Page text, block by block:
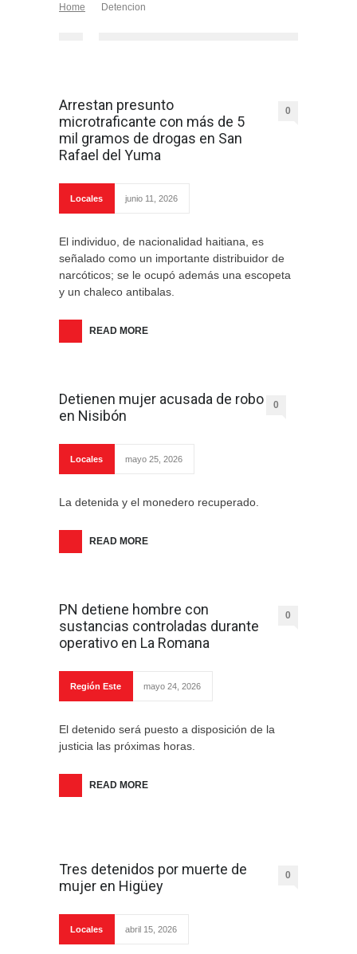
Home Detencion
Arrestan presunto
microtraficante con más de 5
mil gramos de drogas en San
Rafael del Yuma
0
Locales junio 11, 2026
El individuo, de nacionalidad haitiana, es
señalado como un importante distribuidor de
narcóticos; se le ocupó además una escopeta
y un chaleco antibalas.
READ MORE
Detienen mujer acusada de robo
en Nisibón
0
Locales mayo 25, 2026
La detenida y el monedero recuperado.
READ MORE
PN detiene hombre con
sustancias controladas durante
operativo en La Romana
0
Región Este mayo 24, 2026
El detenido será puesto a disposición de la
justicia las próximas horas.
READ MORE
Tres detenidos por muerte de
mujer en Higüey
0
Locales abril 15, 2026